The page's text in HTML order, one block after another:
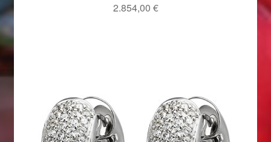
Weihnachtsangebote 2016
Weihnachtsangebote 2017
Weihnachtsangebote 2019
2.854,00 €